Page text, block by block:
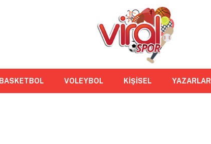
BASKETBOL VOLEYBOL KİŞİSEL YAZARLAR